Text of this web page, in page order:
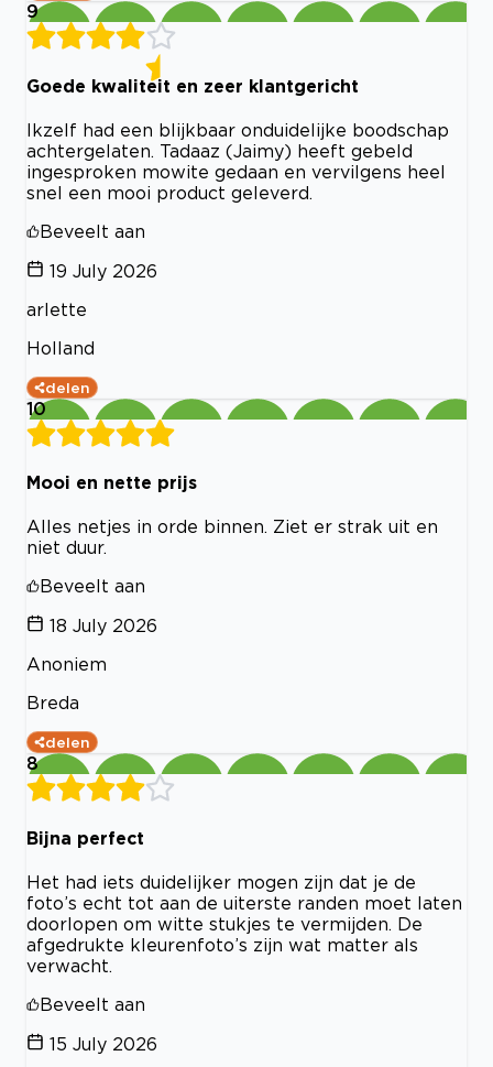
9
Goede kwaliteit en zeer klantgericht
Ikzelf had een blijkbaar onduidelijke boodschap
achtergelaten. Tadaaz (Jaimy) heeft gebeld
ingesproken mowite gedaan en vervilgens heel
snel een mooi product geleverd.
Beveelt aan
19 July 2026
arlette
Holland
delen
10
Mooi en nette prijs
Alles netjes in orde binnen. Ziet er strak uit en
niet duur.
Beveelt aan
18 July 2026
Anoniem
Breda
delen
8
Bijna perfect
Het had iets duidelijker mogen zijn dat je de
foto’s echt tot aan de uiterste randen moet laten
doorlopen om witte stukjes te vermijden. De
afgedrukte kleurenfoto’s zijn wat matter als
verwacht.
Beveelt aan
15 July 2026